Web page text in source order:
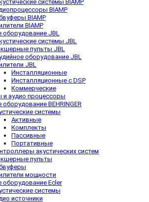
системы BIAMP
BIAMP
BIAMP
BIAMP
оборудование JBL
системы JBL
пульты JBL
оборудование JBL
JBL
Инсталляционные
Инсталляционные с DSP
Коммерческие
аудио процессоры
оборудование BEHRINGER
системы
Активные
Комплекты
Пассивные
Портативные
акустических систем
пульты
мощности
оборудование Ecler
системы
источники